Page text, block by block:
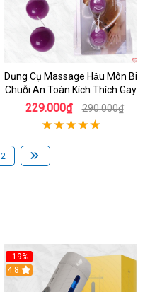
Dụng Cụ Massage Hậu Môn Bi
Chuỗi An Toàn Kích Thích Gay
229.000₫ 290.000₫
2
-19%
Hot
4.8